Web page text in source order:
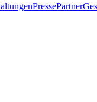
PressePartner